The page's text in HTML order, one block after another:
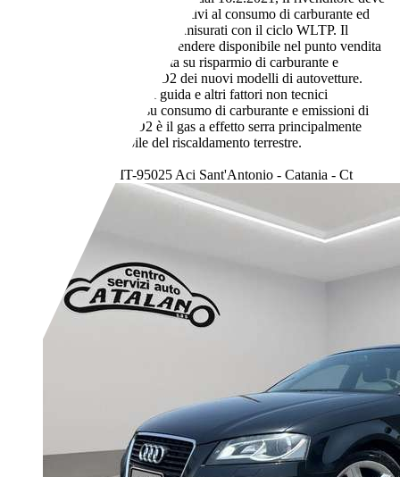
indicare i valori relativi al consumo di carburante ed
emissione di CO2 misurati con il ciclo WLTP. Il
rivenditore deve rendere disponibile nel punto vendita
una guida gratuita su risparmio di carburante e
emissioni di CO2 dei nuovi modelli di autovetture.
Anche stile di guida e altri fattori non tecnici
influiscono su consumo di carburante e emissioni di
CO2. Il CO2 è il gas a effetto serra principalmente
responsabile del riscaldamento terrestre.
IT-95025 Aci Sant'Antonio - Catania - Ct